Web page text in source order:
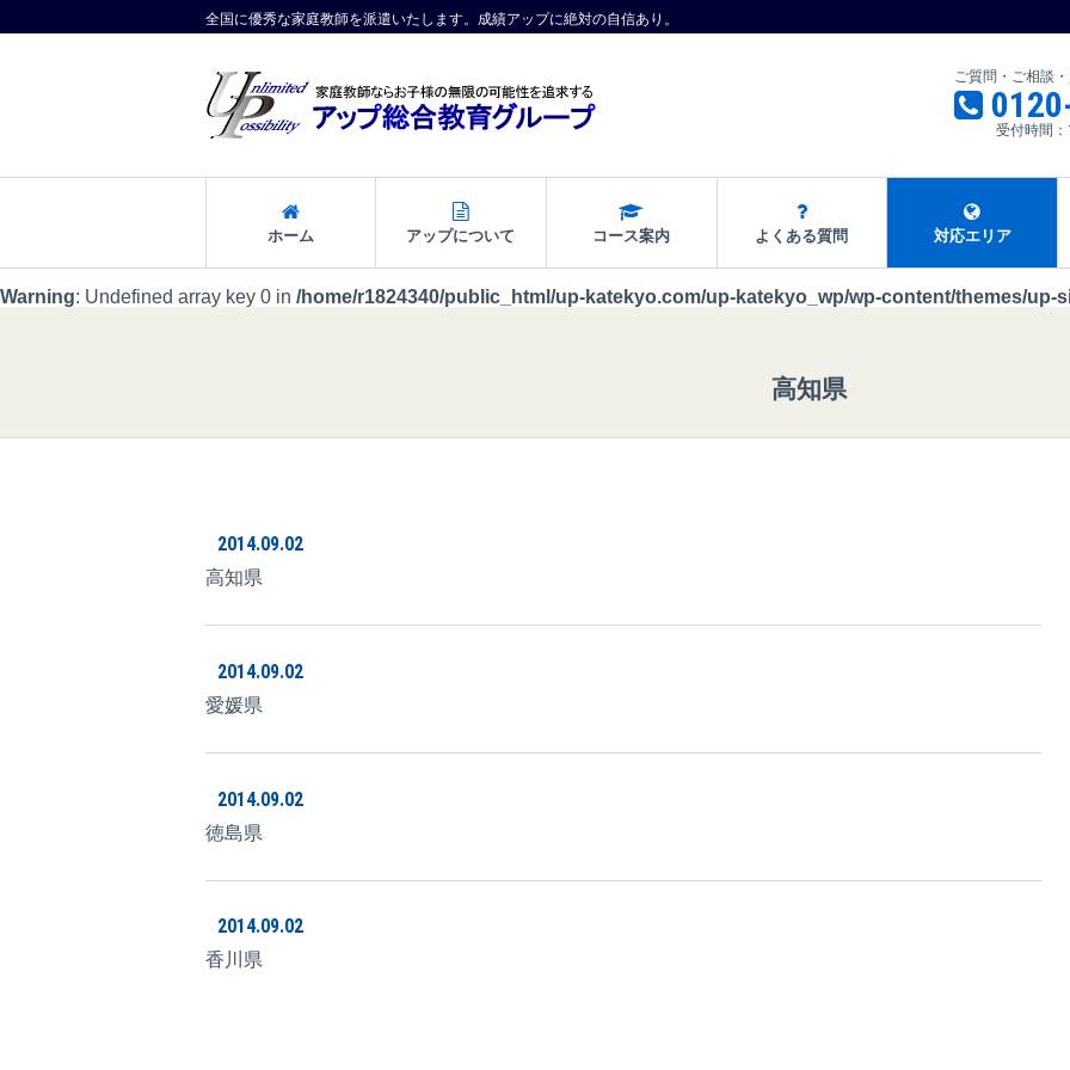
全国に優秀な家庭教師を派遣いたします。成績アップに絶対の自信あり。
ご質問・ご相談
受付時間：
ホーム アップについて コース案内 よくある質問 対応エリア
Warning: Undefined array key 0 in /home/r1824340/public_html/up-katekyo.com/up-katekyo_wp/wp-content/themes/up-
高知県
2014.09.02
高知県
2014.09.02
愛媛県
2014.09.02
徳島県
2014.09.02
香川県